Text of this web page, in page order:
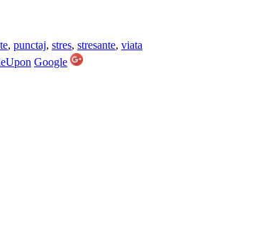
, punctaj, stres, stresante, viata
Google